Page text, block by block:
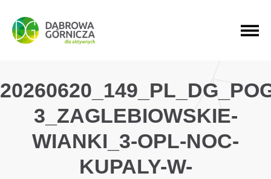
PRZEJDŹ DO MENU GŁÓWNEGO
PRZEJDŹ DO WYSZUKIWARKI
PRZEJDŹ DO TREŚCI
3_ZAGLEBIOWSKIE-
WIANKI_3-OPL-NOC-
KUPALY-W-